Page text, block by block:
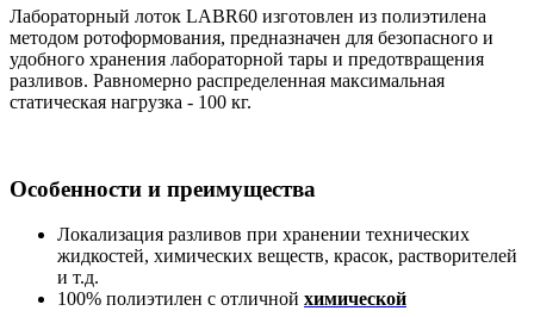
Лабораторный лоток LABR60 изготовлен из полиэтилена
методом ротоформования, предназначен для безопасного и
удобного хранения лабораторной тары и предотвращения
разливов. Равномерно распределенная максимальная
статическая нагрузка - 100 кг.
Особенности и преимущества
Локализация разливов при хранении технических
жидкостей, химических веществ, красок, растворителей
и т.д.
100% полиэтилен с отличной химической